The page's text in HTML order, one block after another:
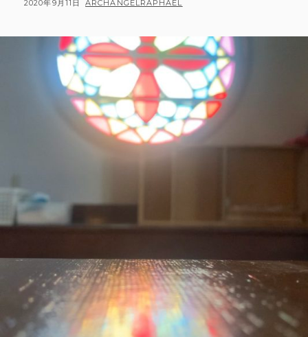
POSTED
2020年9月11日 BY
ARCHANGELRAPHAEL